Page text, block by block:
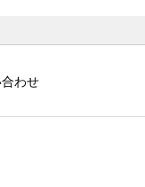
わせ